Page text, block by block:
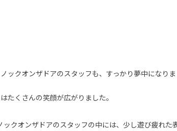
ックオンザドアのスタッフも、すっかり夢中になりま
たくさんの笑顔が広がりました。
クオンザドアのスタッフの中には、少し遊び疲れた